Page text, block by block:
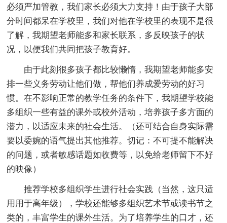
必须严加管教，我们家长必须大力支持！由于孩子大部
分时间都呆在学校里，我们对他在学校里的表现不是很
了解，我期望老师能多和家长联系，多反映孩子的状
况，以便我们共同把孩子教育好。
由于此刻很多孩子都比较懒惰，我期望老师能多安
排一些义务劳动让他们做，帮他们养成爱劳动的好习
惯。在不影响正常的教学任务的条件下，我期望学校能
多组织一些有益的课外或校外活动，培养孩子多方面的
潜力，以适应未来的社会生活。（还可结合自身实际需
要以委婉的语气提出其他推荐。切记：不可提不能解决
的问题，或者敏感话题如收费等，以免给老师留下不好
的映像）
推荐学校多组织学生进行社会实践（当然，这只适
用用于高年级），学校还能够多组织艺术节或读书节之
类的，丰富学生的课外生活。为了培养学生的口才，还